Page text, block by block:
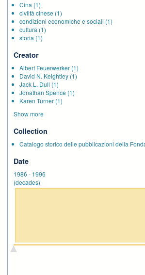
Cina (1)
civiltà cinese (1)
condizioni economiche e sociali (1)
cultura (1)
storia (1)
Creator
Albert Feuerwerker (1)
David N. Keightley (1)
Jack L. Dull (1)
Jonathan Spence (1)
Karen Turner (1)
Show more
Collection
Catalogo storico delle pubblicazioni della
Date
1986 - 1996
(decades)